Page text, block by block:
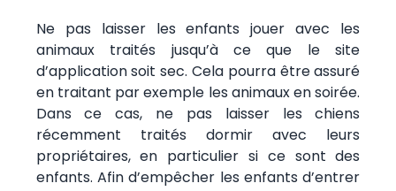
Ne pas laisser les enfants jouer avec les
animaux traités jusqu’à ce que le site
d’application soit sec. Cela pourra être assuré
en traitant par exemple les animaux en soirée.
Dans ce cas, ne pas laisser les chiens
récemment traités dormir avec leurs
propriétaires, en particulier si ce sont des
enfants. Afin d’empêcher les enfants d’entrer